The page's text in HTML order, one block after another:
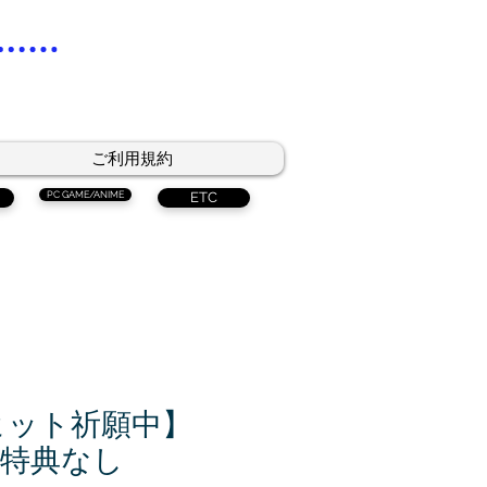
PC GAME/ANIME ETC
ご利用規約
ト祈願中】
典なし